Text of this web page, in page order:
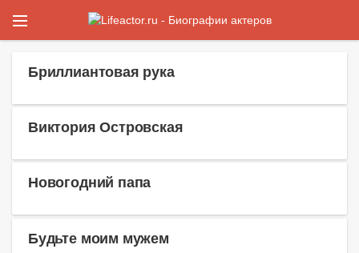
Бриллиантовая рука
Виктория Островская
Новогодний папа
Будьте моим мужем